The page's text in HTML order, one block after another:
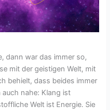
dann war das immer so,
mit der geistigen Welt, mit
behielt, dass beides immer
nahe: Klang ist
Welt ist Energie. Sie